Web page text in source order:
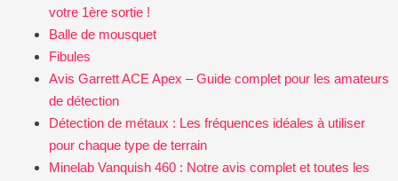
votre 1ère sortie !
Balle de mousquet
Fibules
Avis Garrett ACE Apex – Guide complet pour les amateurs
de détection
Détection de métaux : Les fréquences idéales à utiliser
pour chaque type de terrain
Minelab Vanquish 460 : Notre avis complet et toutes les